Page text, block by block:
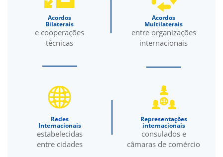
Acordos
Bilaterais
e cooperações
técnicas
Acordos
Multilaterais
entre organizações
internacionais
Redes
Internacionais
estabelecidas
entre cidades
Representações
internacionais
consulados e
câmaras de comércio